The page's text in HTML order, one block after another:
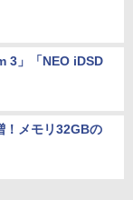
3」「NEO iDSD
！メモリ32GBの